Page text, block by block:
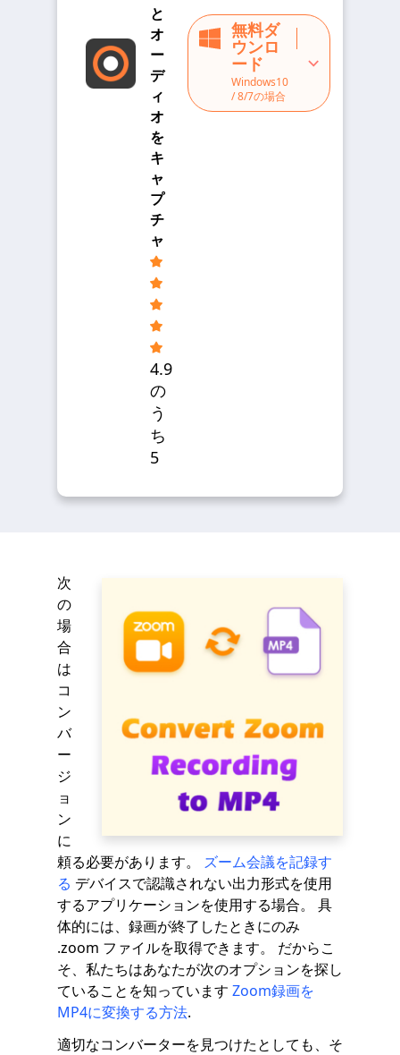
と
オ
ー
デ
ィ
オ
を
キ
ャ
プ
チ
ャ
4.9
の
う
ち
5
無料ダ
ウンロ
ード
Windows10
/ 8/7の場合
次
の
場
合
は
コ
ン
バ
ー
ジ
ョ
ン
に
頼る必要があります。 ズーム会議を記録す
る デバイスで認識されない出力形式を使用
するアプリケーションを使用する場合。 具
体的には、録画が終了したときにのみ
.zoom ファイルを取得できます。 だからこ
そ、私たちはあなたが次のオプションを探し
ていることを知っています Zoom録画を
MP4に変換する方法.
適切なコンバーターを見つけたとしても、そ